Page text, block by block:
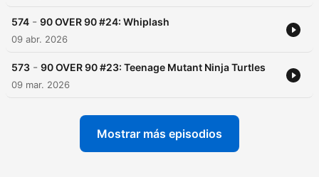
574 - 90 OVER 90 #24: Whiplash
09 abr. 2026
573 - 90 OVER 90 #23: Teenage Mutant Ninja Turtles
09 mar. 2026
Mostrar más episodios